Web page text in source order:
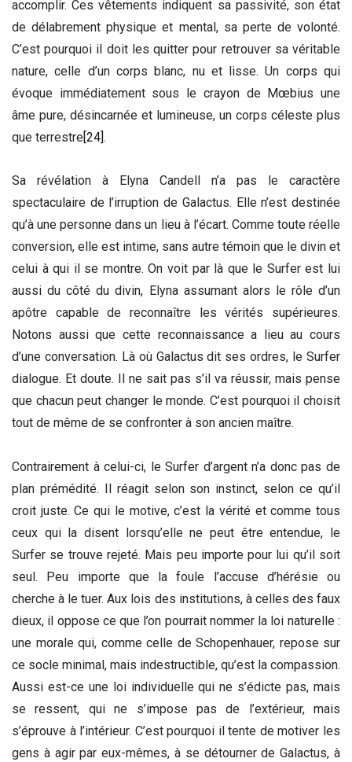
accomplir. Ces vêtements indiquent sa passivité, son état
de délabrement physique et mental, sa perte de volonté.
C’est pourquoi il doit les quitter pour retrouver sa véritable
nature, celle d’un corps blanc, nu et lisse. Un corps qui
évoque immédiatement sous le crayon de Mœbius une
âme pure, désincarnée et lumineuse, un corps céleste plus
que terrestre [24] .
Sa révélation à Elyna Candell n’a pas le caractère
spectaculaire de l’irruption de Galactus. Elle n’est destinée
qu’à une personne dans un lieu à l’écart. Comme toute réelle
conversion, elle est intime, sans autre témoin que le divin et
celui à qui il se montre. On voit par là que le Surfer est lui
aussi du côté du divin, Elyna assumant alors le rôle d’un
apôtre capable de reconnaître les vérités supérieures.
Notons aussi que cette reconnaissance a lieu au cours
d’une conversation. Là où Galactus dit ses ordres, le Surfer
dialogue. Et doute. Il ne sait pas s’il va réussir, mais pense
que chacun peut changer le monde. C’est pourquoi il choisit
tout de même de se confronter à son ancien maître.
Contrairement à celui-ci, le Surfer d’argent n’a donc pas de
plan prémédité. Il réagit selon son instinct, selon ce qu’il
croit juste. Ce qui le motive, c’est la vérité et comme tous
ceux qui la disent lorsqu’elle ne peut être entendue, le
Surfer se trouve rejeté. Mais peu importe pour lui qu’il soit
seul. Peu importe que la foule l’accuse d’hérésie ou
cherche à le tuer. Aux lois des institutions, à celles des faux
dieux, il oppose ce que l’on pourrait nommer la loi naturelle :
une morale qui, comme celle de Schopenhauer, repose sur
ce socle minimal, mais indestructible, qu’est la compassion.
Aussi est-ce une loi individuelle qui ne s’édicte pas, mais
se ressent, qui ne s’impose pas de l’extérieur, mais
s’éprouve à l’intérieur. C’est pourquoi il tente de motiver les
gens à agir par eux-mêmes, à se détourner de Galactus, à